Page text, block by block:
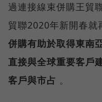
過連接線束併購王貿
貿聯2020年新開春就
併購有助於取得東南
直接與全球重要客戶
客戶與市占 。